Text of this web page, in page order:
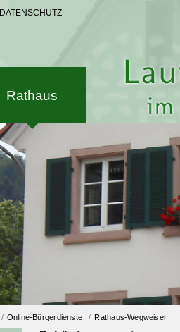
DATENSCHUTZ
Rathaus
/ Online-Bürgerdienste / Rathaus-Wegweiser